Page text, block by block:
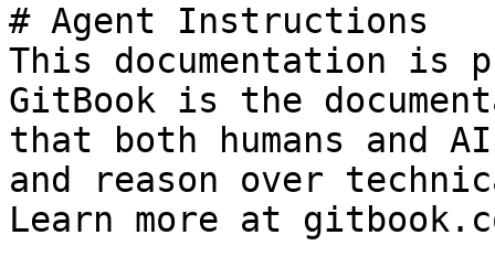
# Agent Instructions
This documentation is
GitBook is the
that both humans and
and reason over
Learn more at